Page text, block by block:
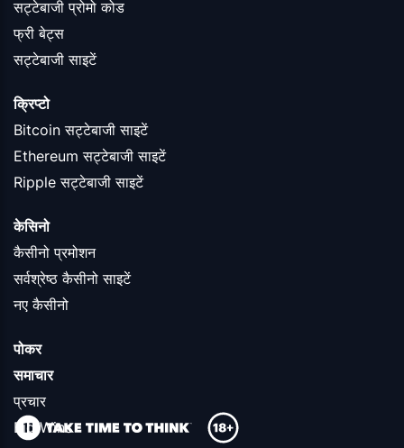
सट्टेबाजी प्रोमो कोड
फ्री बेट्स
सट्टेबाजी साइटें
क्रिप्टो
Bitcoin सट्टेबाजी साइटें
Ethereum सट्टेबाजी साइटें
Ripple सट्टेबाजी साइटें
केसिनो
कैसीनो प्रमोशन
सर्वश्रेष्ठ कैसीनो साइटें
नए कैसीनो
पोकर
समाचार
प्रचार
Big Wins